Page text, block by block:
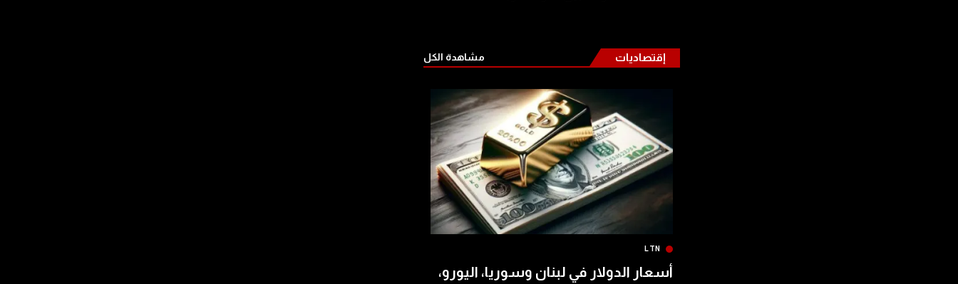
إقتصاديات مشاهدة الكل
LTN
أسعار الدولار في لبنان وسوريا، اليورو،